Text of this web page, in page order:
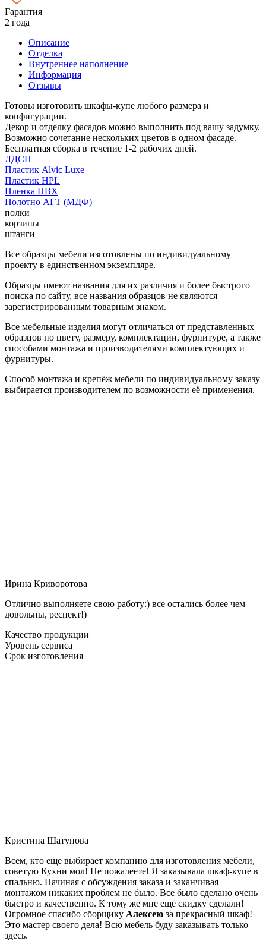
Гарантия
2 года
Описание
Отделка
Внутреннее наполнение
Информация
Отзывы
Готовы изготовить шкафы-купе любого размера и
конфигурации.
Декор и отделку фасадов можно выполнить под вашу задумку.
Возможно сочетание нескольких цветов в одном фасаде.
Бесплатная сборка в течение 1-2 рабочих дней.
ЛДСП
Пластик Alvic Luxe
Пластик HPL
Пленка ПВХ
Полотно АГТ (МДФ)
полки
корзины
штанги
Все образцы мебели изготовлены по индивидуальному
проекту в единственном экземпляре.
Образцы имеют названия для их различия и более быстрого
поиска по сайту, все названия образцов не являются
зарегистрированным товарным знаком.
Все мебельные изделия могут отличаться от представленных
образцов по цвету, размеру, комплектации, фурнитуре, а также
способами монтажа и производителями комплектующих и
фурнитуры.
Способ монтажа и крепёж мебели по индивидуальному заказу
выбирается производителем по возможности её применения.
Ирина Криворотова
Отлично выполняете свою работу:) все остались более чем
довольны, респект!)
Качество продукции
Уровень сервиса
Срок изготовления
Кристина Шатунова
Всем, кто еще выбирает компанию для изготовления мебели,
советую Кухни мол! Не пожалеете! Я заказывала шкаф-купе в
спальню. Начиная с обсуждения заказа и заканчивая
монтажом никаких проблем не было. Все было сделано очень
быстро и качественно. К тому же мне ещё скидку сделали!
Огромное спасибо сборщику Алексею за прекрасный шкаф!
Это мастер своего дела! Всю мебель буду заказывать только
здесь.